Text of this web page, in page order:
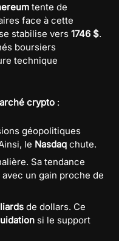
tente de
face à cette
stabilise vers 1746 $.
boursiers
technique
crypto :
géopolitiques
le Nasdaq chute.
Sa tendance
un gain proche de
de dollars. Ce
si le support